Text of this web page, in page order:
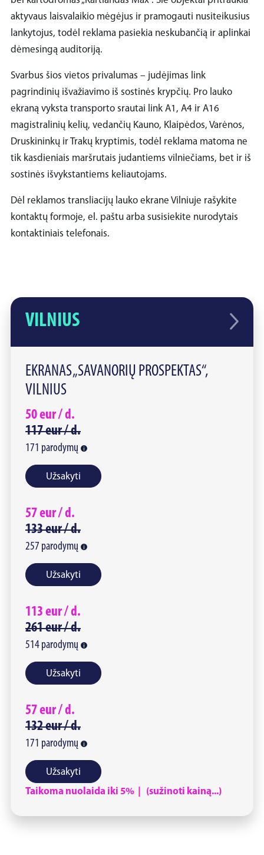
VILNIUS
EKRANAS „SAVANORIŲ PROSPEKTAS“,
VILNIUS
50eur /d.
117eur /d.
171 parodymų
Užsakyti
57eur /d.
133eur /d.
257 parodymų
Užsakyti
113 eur /d.
261eur /d.
514 parodymų
Užsakyti
57eur /d.
132eur /d.
171 parodymų
Užsakyti
Taikoma nuolaida iki 5% | (sužinoti kainą...)
aktyvaus laisvalaikio mėgėjus ir pramogauti nusiteikusius
lankytojus, todėl reklama pasiekia neskubančią ir aplinkai
dėmesingą auditoriją.
Svarbus šios vietos privalumas – judėjimas link
pagrindinių išvažiavimo iš sostinės krypčių. Pro lauko
ekraną vyksta transporto srautai link A1, A4 ir A16
magistralinių kelių, vedančių Kauno, Klaipėdos, Varėnos,
Druskininkų ir Trakų kryptimis, todėl reklama matoma ne
tik kasdieniais maršrutais judantiems vilniečiams, bet ir iš
sostinės išvykstantiems keliautojams.
Dėl reklamos transliacijų lauko ekrane Vilniuje rašykite
kontaktų formoje, el. paštu arba susisiekite nurodytais
kontaktiniais telefonais.